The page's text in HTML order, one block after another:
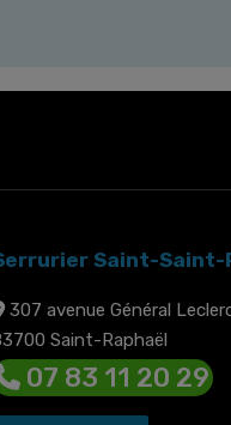
Saint-Saint-
307 avenue Général
Saint-Raphaël
07 83 11 20 29